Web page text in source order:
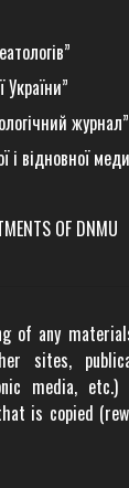
України”
журнал”
і відновної
OF DNMU
of any
sites,
media,
is copied